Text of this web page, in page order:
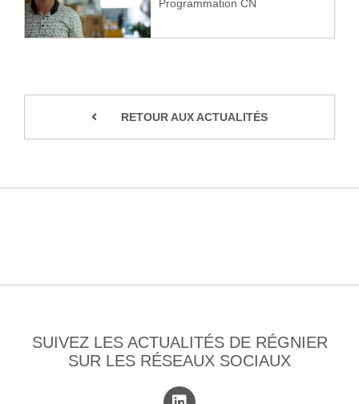
Programmation CN
RETOUR AUX ACTUALITÉS
SUIVEZ LES ACTUALITÉS DE RÉGNIER
SUR LES RÉSEAUX SOCIAUX